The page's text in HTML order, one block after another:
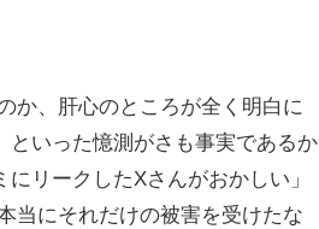
か、肝心のところが全く明白に
いった憶測がさも事実であるか
リークしたXさんがおかしい」
当にそれだけの被害を受けたな